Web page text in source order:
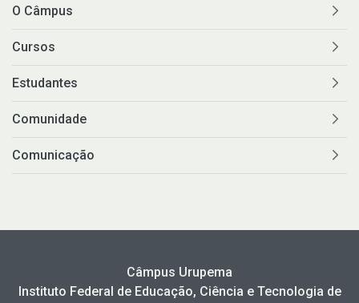
O Câmpus
Cursos
Estudantes
Comunidade
Comunicação
Câmpus Urupema
Instituto Federal de Educação, Ciência e Tecnologia de